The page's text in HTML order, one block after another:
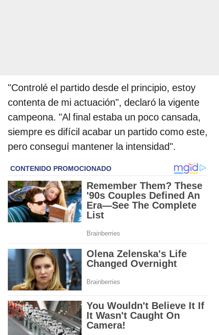
"Controlé el partido desde el principio, estoy
contenta de mi actuación", declaró la vigente
campeona. "Al final estaba un poco cansada,
siempre es difícil acabar un partido como este,
pero conseguí mantener la intensidad".